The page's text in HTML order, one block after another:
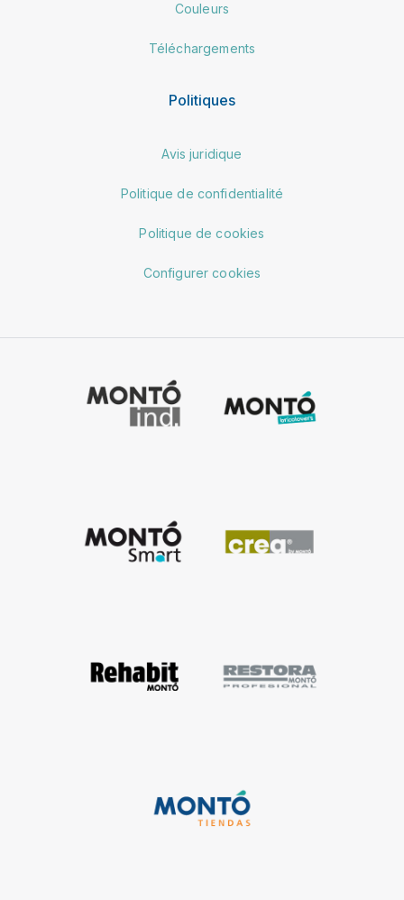
Couleurs
Téléchargements
Politiques
Avis juridique
Politique de confidentialité
Politique de cookies
Configurer cookies